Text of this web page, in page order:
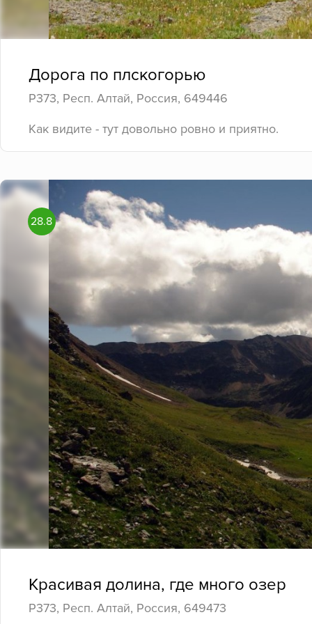
Дорога по плскогорью
Р373, Респ. Алтай, Россия, 649446
Как видите - тут довольно ровно и приятно.
28.8
Красивая долина, где много озер
Р373, Респ. Алтай, Россия, 649473